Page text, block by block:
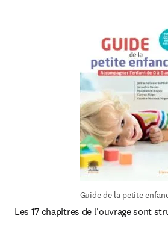
Guide de la petite
Les 17 chapitres de l'ouvrage sont